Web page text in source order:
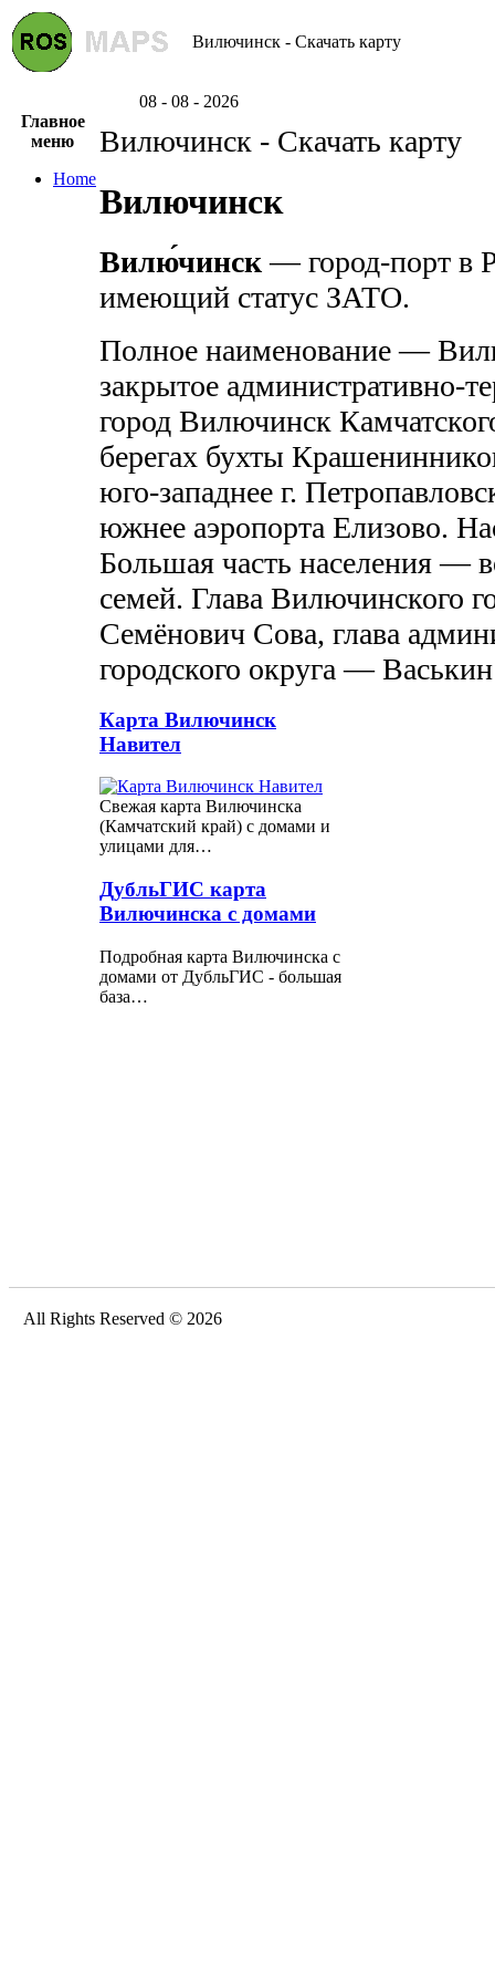
Вилючинск - Скачать карту
08 - 08 - 2026
Главное
меню
Home
Вилючинск - Скачать карту
Вилючинск
Вилю́чинск — город-порт в
имеющий статус ЗАТО.
Полное наименование —
закрытое административно-
город Вилючинск
берегах бухты
юго-западнее г.
южнее аэропорта Елизово.
Большая часть населения —
семей. Глава Вилючинского
Семёнович Сова, глава
городского округа —
Карта Вилючинск
Навител
Свежая карта Вилючинска
(Камчатский край) с домами и
улицами для…
ДубльГИС карта
Вилючинска с домами
Подробная карта Вилючинска с
домами от ДубльГИС - большая
база…
All Rights Reserved © 2026